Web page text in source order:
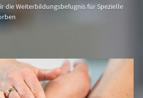
die Weiterbildungsbefugnis für Spezielle